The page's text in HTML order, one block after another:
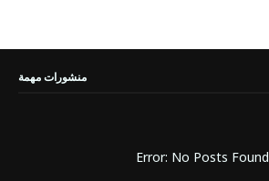
منشورات مهمة
Error: No Posts Found